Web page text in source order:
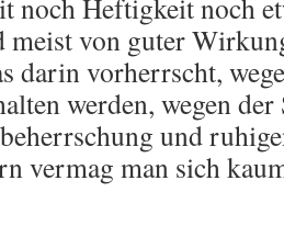
noch Heftigkeit noch
meist von guter
darin vorherrscht,
werden, wegen
und
vermag man sich